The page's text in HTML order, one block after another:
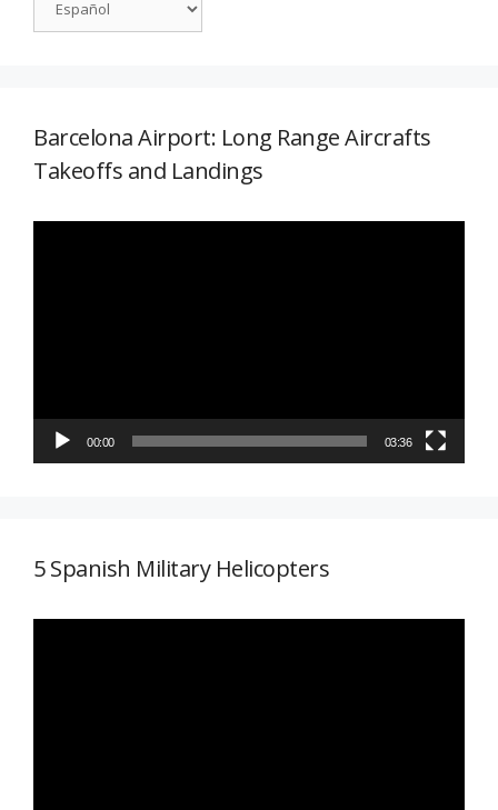
Barcelona Airport: Long Range Aircrafts
Takeoffs and Landings
00:00 03:36
5 Spanish Military Helicopters